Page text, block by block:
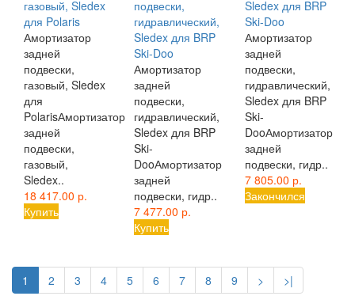
газовый, Sledex
для Polaris
Амортизатор
задней
подвески,
газовый, Sledex
для
PolarisАмортизатор
задней
подвески,
газовый,
Sledex..
18 417.00 р.
Купить
подвески,
гидравлический,
Sledex для BRP
Ski-Doo
Амортизатор
задней
подвески,
гидравлический,
Sledex для BRP
Ski-
DooАмортизатор
задней
подвески, гидр..
7 477.00 р.
Купить
Sledex для BRP
Ski-Doo
Амортизатор
задней
подвески,
гидравлический,
Sledex для BRP
Ski-
DooАмортизатор
задней
подвески, гидр..
7 805.00 р.
Закончился
1 2 3 4 5 6 7 8 9 > >|